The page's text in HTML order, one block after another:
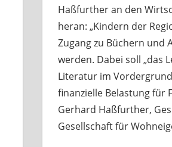
Haßfurther an den
heran: „Kindern der
Zugang zu Büchern und
werden. Dabei soll „das
Literatur im
finanzielle Belastung für
Gerhard Haßfurther,
Gesellschaft für